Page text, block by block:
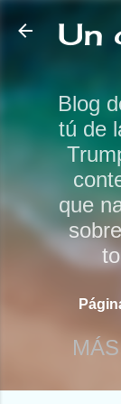
Un
Blog
tú de
que